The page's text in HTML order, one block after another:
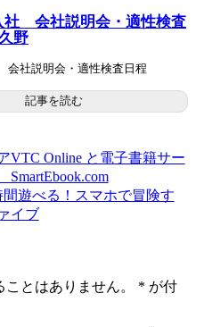
社 会社説明会・適性検査
野
社説明会・適性検査日程
記事を読む
VTC Online と電子書籍サー
遊べる！スマホで冒険す
イブ
とはありません。 * が付